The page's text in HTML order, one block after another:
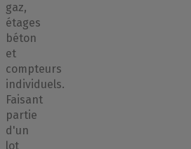
gaz,
étages
béton
et
compteurs
individuels.
Faisant
partie
d'un
lot